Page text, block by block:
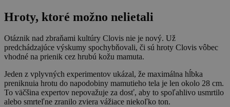
Hroty, ktoré možno nelietali
Otáznik nad zbraňami kultúry Clovis nie je nový. Už
predchádzajúce výskumy spochybňovali, či sú hroty Clovis vôbec
vhodné na prienik cez hrubú kožu mamuta.
Jeden z vplyvných experimentov ukázal, že maximálna hĺbka
preniknuia hrotu do napodobiny mamutieho tela je len okolo 28 cm.
To väčšina expertov nepovažuje za dosť, aby to spoľahlivo usmrtilo
alebo smrteľne zranilo zviera vážiace niekoľko ton.